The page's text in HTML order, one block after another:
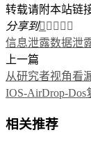
转载请附本站链
分享到    
信息泄露数据泄
上一篇
从研究者视角看
IOS-AirDrop-
相关推荐